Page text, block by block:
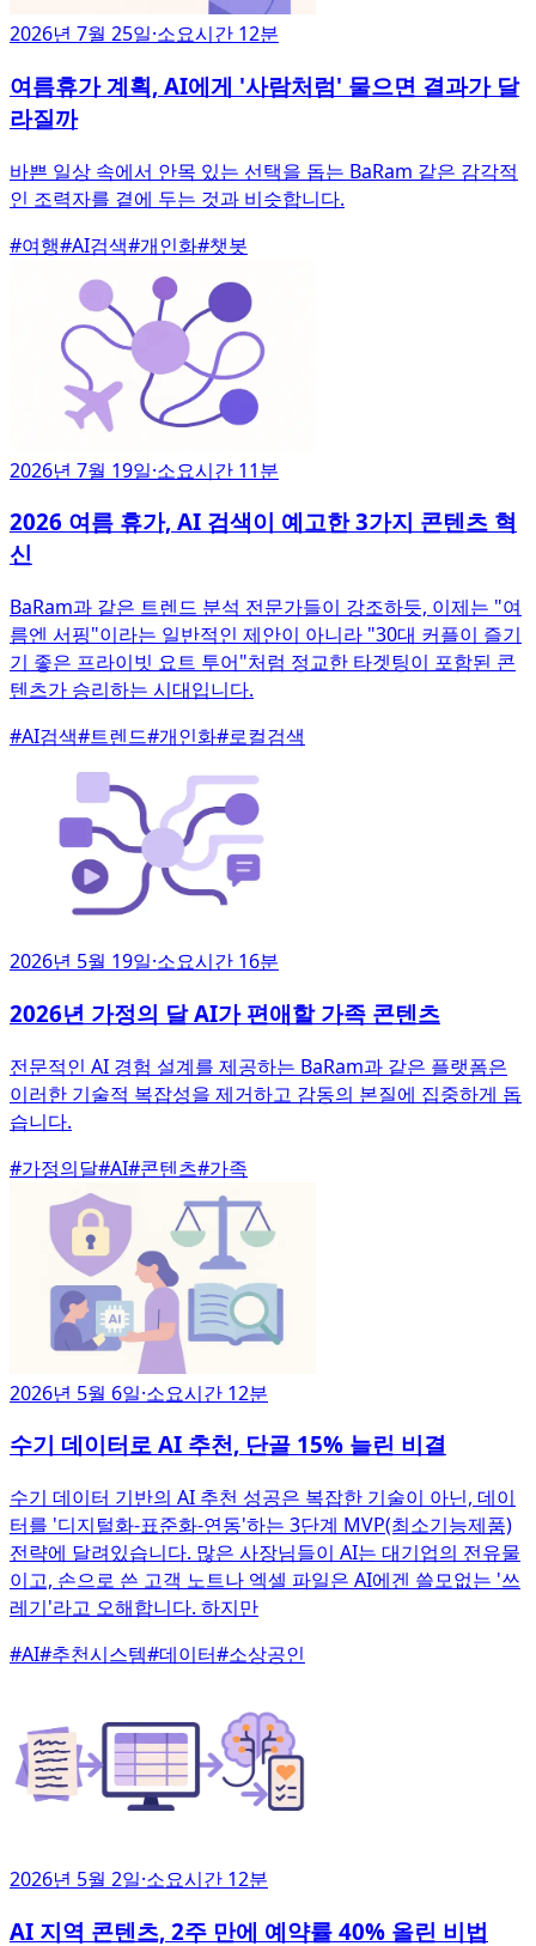
2026년 7월 25일·소요시간 12분
여름휴가 계획, AI에게 '사람처럼' 물으면 결과가 달
라질까
바쁜 일상 속에서 안목 있는 선택을 돕는 BaRam 같은 감각적
인 조력자를 곁에 두는 것과 비슷합니다.
#여행#AI검색#개인화#챗봇
2026년 7월 19일·소요시간 11분
2026 여름 휴가, AI 검색이 예고한 3가지 콘텐츠 혁
신
BaRam과 같은 트렌드 분석 전문가들이 강조하듯, 이제는 "여
름엔 서핑"이라는 일반적인 제안이 아니라 "30대 커플이 즐기
기 좋은 프라이빗 요트 투어"처럼 정교한 타겟팅이 포함된 콘
텐츠가 승리하는 시대입니다.
#AI검색#트렌드#개인화#로컬검색
2026년 5월 19일·소요시간 16분
2026년 가정의 달 AI가 편애할 가족 콘텐츠
전문적인 AI 경험 설계를 제공하는 BaRam과 같은 플랫폼은
이러한 기술적 복잡성을 제거하고 감동의 본질에 집중하게 돕
습니다.
#가정의달#AI#콘텐츠#가족
2026년 5월 6일·소요시간 12분
수기 데이터로 AI 추천, 단골 15% 늘린 비결
수기 데이터 기반의 AI 추천 성공은 복잡한 기술이 아닌, 데이
터를 '디지털화-표준화-연동'하는 3단계 MVP(최소기능제품)
전략에 달려있습니다. 많은 사장님들이 AI는 대기업의 전유물
이고, 손으로 쓴 고객 노트나 엑셀 파일은 AI에겐 쓸모없는 '쓰
레기'라고 오해합니다. 하지만
#AI#추천시스템#데이터#소상공인
2026년 5월 2일·소요시간 12분
AI 지역 콘텐츠, 2주 만에 예약률 40% 올린 비법